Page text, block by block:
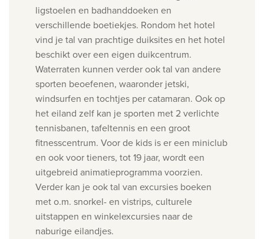
ligstoelen en badhanddoeken en
verschillende boetiekjes. Rondom het hotel
vind je tal van prachtige duiksites en het hotel
beschikt over een eigen duikcentrum.
Waterraten kunnen verder ook tal van andere
sporten beoefenen, waaronder jetski,
windsurfen en tochtjes per catamaran. Ook op
het eiland zelf kan je sporten met 2 verlichte
tennisbanen, tafeltennis en een groot
fitnesscentrum. Voor de kids is er een miniclub
en ook voor tieners, tot 19 jaar, wordt een
uitgebreid animatieprogramma voorzien.
Verder kan je ook tal van excursies boeken
met o.m. snorkel- en vistrips, culturele
uitstappen en winkelexcursies naar de
naburige eilandjes.